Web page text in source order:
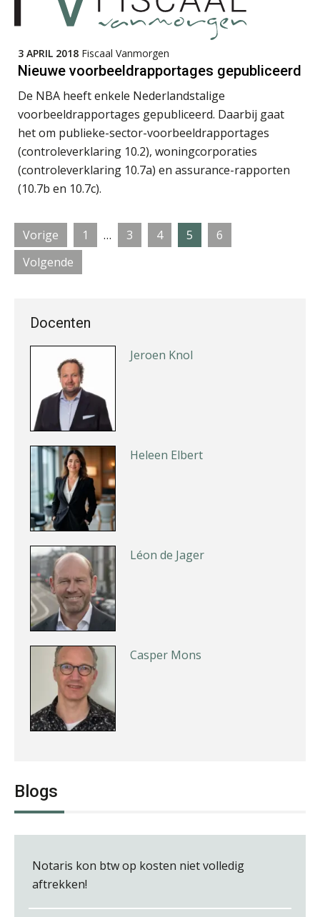
3 APRIL 2018 Fiscaal Vanmorgen
Nieuwe voorbeeldrapportages gepubliceerd
De NBA heeft enkele Nederlandstalige
voorbeeldrapportages gepubliceerd. Daarbij gaat
het om publieke-sector-voorbeeldrapportages
(controleverklaring 10.2), woningcorporaties
(controleverklaring 10.7a) en assurance-rapporten
(10.7b en 10.7c).
Vorige Pagina
1
Interim
pagina's
… Pagina
3 Pagina
4 Pagina
5 Pagina
6
Volgende
Docenten
Kees Beishuizen
Wilbert Nieuwenhuizen
Jan Mooren
Jeroen Knol
Heleen Elbert
Léon de Jager
Casper Mons
Blogs
Notaris kon btw op kosten niet volledig
aftrekken!